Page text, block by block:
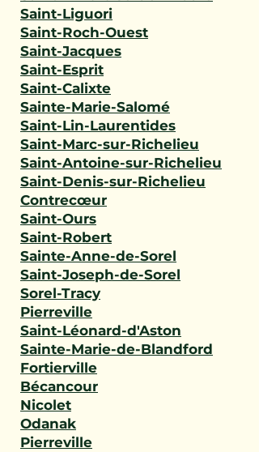
Saint-Liguori
Saint-Roch-Ouest
Saint-Jacques
Saint-Esprit
Saint-Calixte
Sainte-Marie-Salomé
Saint-Lin-Laurentides
Saint-Marc-sur-Richelieu
Saint-Antoine-sur-Richelieu
Saint-Denis-sur-Richelieu
Contrecœur
Saint-Ours
Saint-Robert
Sainte-Anne-de-Sorel
Saint-Joseph-de-Sorel
Sorel-Tracy
Pierreville
Saint-Léonard-d'Aston
Sainte-Marie-de-Blandford
Fortierville
Bécancour
Nicolet
Odanak
Pierreville